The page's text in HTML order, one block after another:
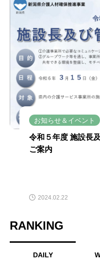
お知らせ＆イベント
令和５年度 施設長
ご案内
2024.02.22
RANKING
DAILY